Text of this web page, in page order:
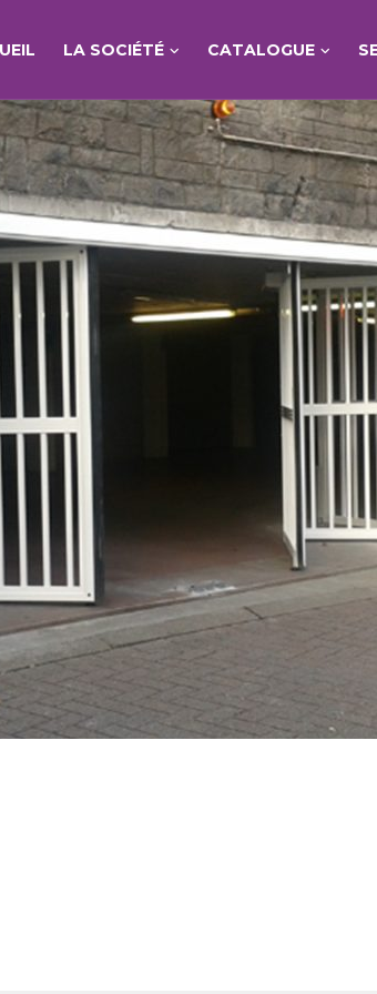
LA SOCIÉTÉ CATALOGUE